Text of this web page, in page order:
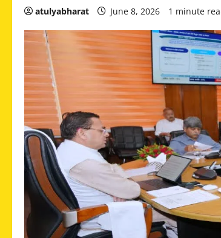
atulyabharat June 8, 2026 1 minute